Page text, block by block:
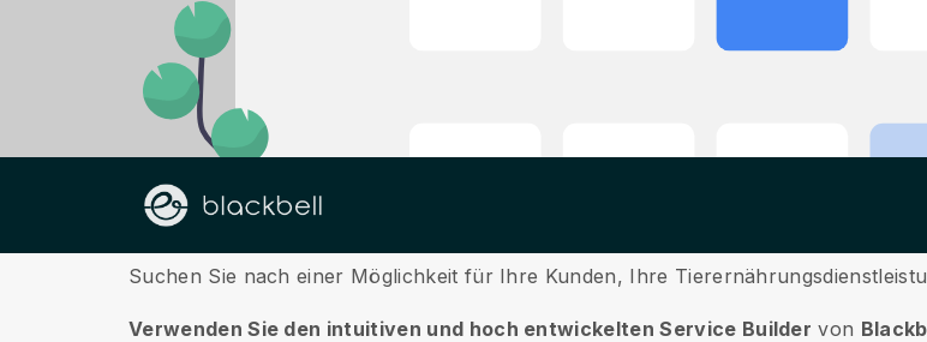
Über uns
Suchen Sie nach einer Möglichkeit für Ihre Kunden, Ihre
Verwenden Sie den intuitiven und hoch entwickelten Service Builder von